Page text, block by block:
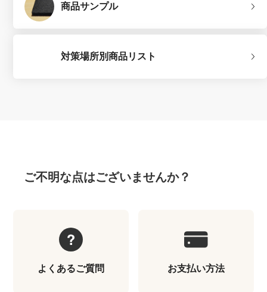
商品サンプル
対策場所別商品リスト
ご不明な点はございませんか？
よくあるご質問 お支払い方法